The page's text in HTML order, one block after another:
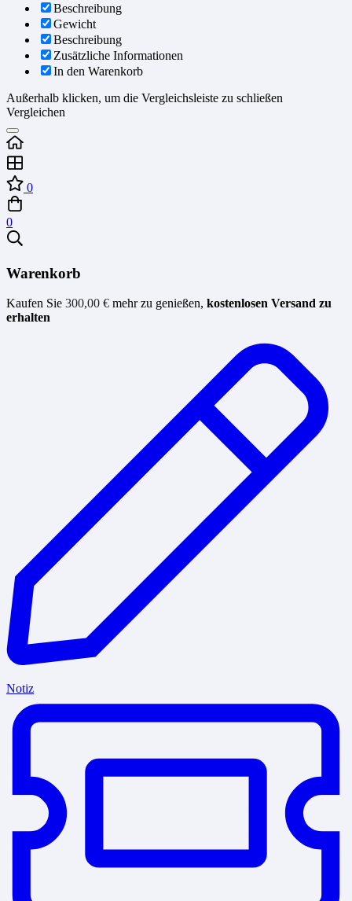
Beschreibung
Gewicht
Beschreibung
Zusätzliche Informationen
In den Warenkorb
Außerhalb klicken, um die Vergleichsleiste zu schließen
Vergleichen
0
0
Warenkorb
Kaufen Sie 300,00 € mehr zu genießen, kostenlosen Versand zu
erhalten
Notiz